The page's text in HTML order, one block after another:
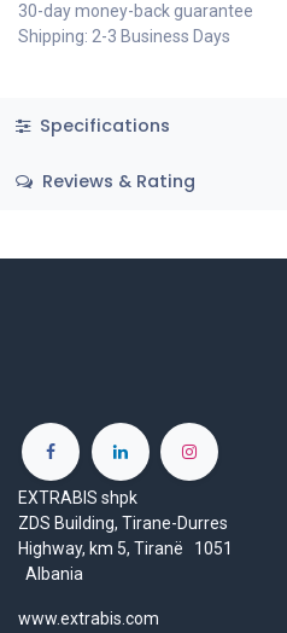
30-day money-back guarantee
Shipping: 2-3 Business Days
Specifications
Reviews & Rating
EXTRABIS shpk
ZDS Building, Tirane-Durres
Highway, km 5, Tiranë 1051
Albania
www.extrabis.com